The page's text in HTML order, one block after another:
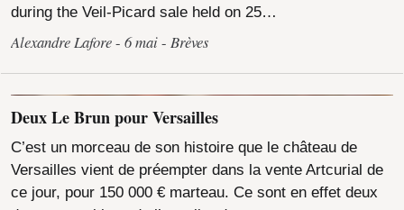
during the Veil-Picard sale held on 25…
Alexandre Lafore 6 mai Brèves
Deux Le Brun pour Versailles
C’est un morceau de son histoire que le château de
Versailles vient de préempter dans la vente Artcurial de
ce jour, pour 150 000 € marteau. Ce sont en effet deux